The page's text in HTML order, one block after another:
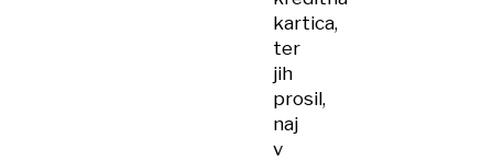
kartica,
ter
jih
prosil,
naj
v